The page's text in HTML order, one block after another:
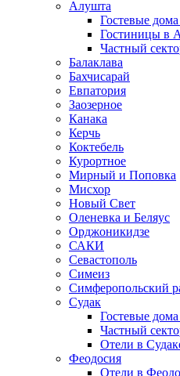
Алушта
Гостевые
Гостиницы в
Частный
Балаклава
Бахчисарай
Евпатория
Заозерное
Канака
Керчь
Коктебель
Курортное
Мирный и Поповка
Мисхор
Новый Свет
Оленевка и Беляус
Орджоникидзе
САКИ
Севастополь
Симеиз
Симферопольский
Судак
Гостевые
Частный
Отели в
Феодосия
Отели в